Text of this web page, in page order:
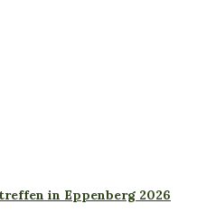
in Eppenberg 2026